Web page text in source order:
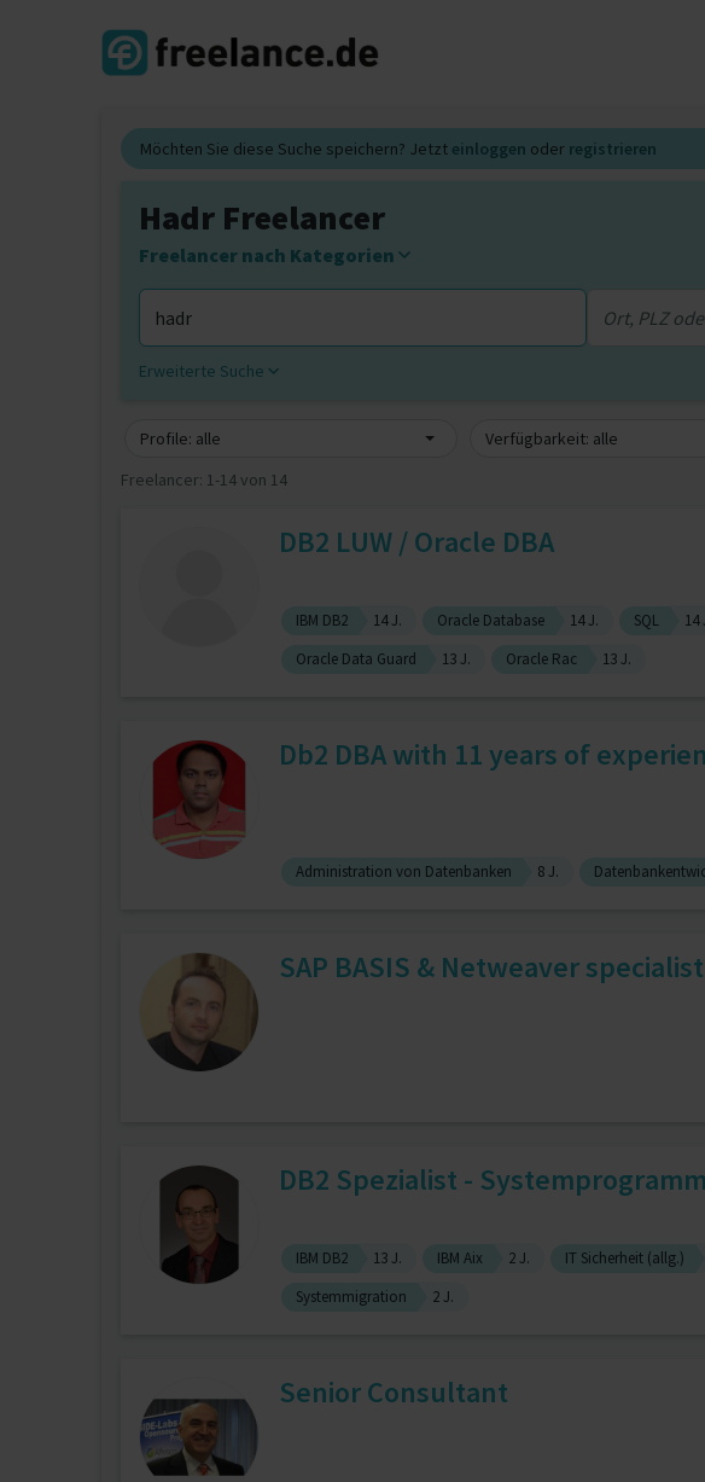
Möchten Sie diese Suche speichern? Jetzt einloggen oder registrieren
Hadr Freelancer
Freelancer nach Kategorien
Erweiterte Suche
Profile: alle Verfügbarkeit: alle
Freelancer: 1-14 von 14
DB2 LUW / Oracle DBA
IBM DB2 14 J. Oracle Database 14 J. SQL 14
Oracle Data Guard
13 J. Oracle Rac 13 J.
Db2 DBA with 11 years of
Administration von Datenbanken 8 J.
SAP BASIS & Netweaver
DB2 Spezialist -
IBM DB2 13 J. IBM Aix 2 J. IT Sicherheit (allg.)
Systemmigration
2 J.
Senior Consultant